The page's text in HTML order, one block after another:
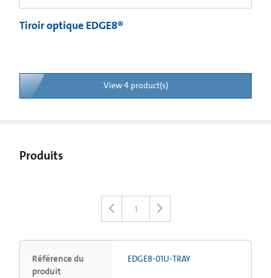
Tiroir optique EDGE8®
View 4 product(s)
Produits
1
Référence du
produit
EDGE8-01U-TRAY